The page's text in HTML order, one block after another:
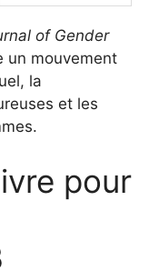
of Gender
un mouvement
la
et les
pour